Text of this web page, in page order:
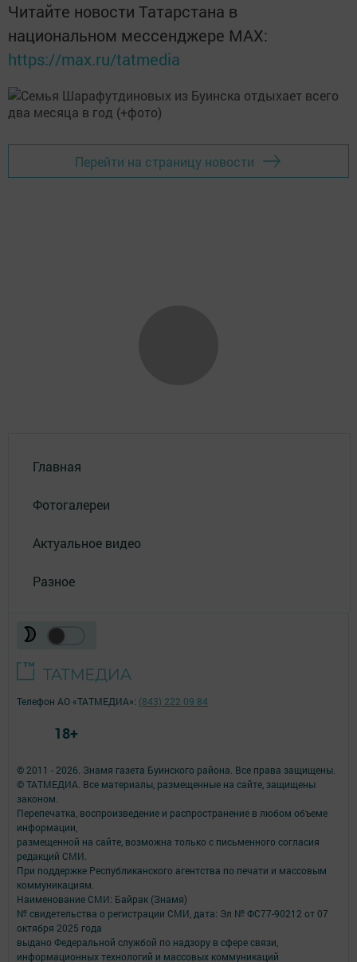
Читайте новости Татарстана в
национальном мессенджере MАХ:
https://max.ru/tatmedia
Перейти на страницу новости
Главная
Фотогалереи
Актуальное видео
Разное
© 2011 - 2026. Знамя газета Буинского района. Все права защищены.
© ТАТМЕДИА. Все материалы, размещенные на сайте, защищены
законом.
Перепечатка, воспроизведение и распространение в любом объеме
информации,
размещенной на сайте, возможна только с письменного согласия
редакций СМИ.
При поддержке Республиканского агентства по печати и массовым
коммуникациям.
Наименование СМИ: Байрак (Знамя)
№ свидетельства о регистрации СМИ, дата: Эл № ФС77-90212 от 07
октября 2025 года
выдано Федеральной службой по надзору в сфере связи,
информационных технологий и массовых коммуникаций
Телефон АО «ТАТМЕДИА»: (843) 222 09 84
18+